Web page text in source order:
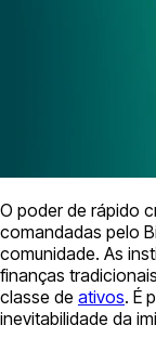
O poder de rápido
comandadas pelo
comunidade. As
finanças
classe de ativos. É
inevitabilidade da